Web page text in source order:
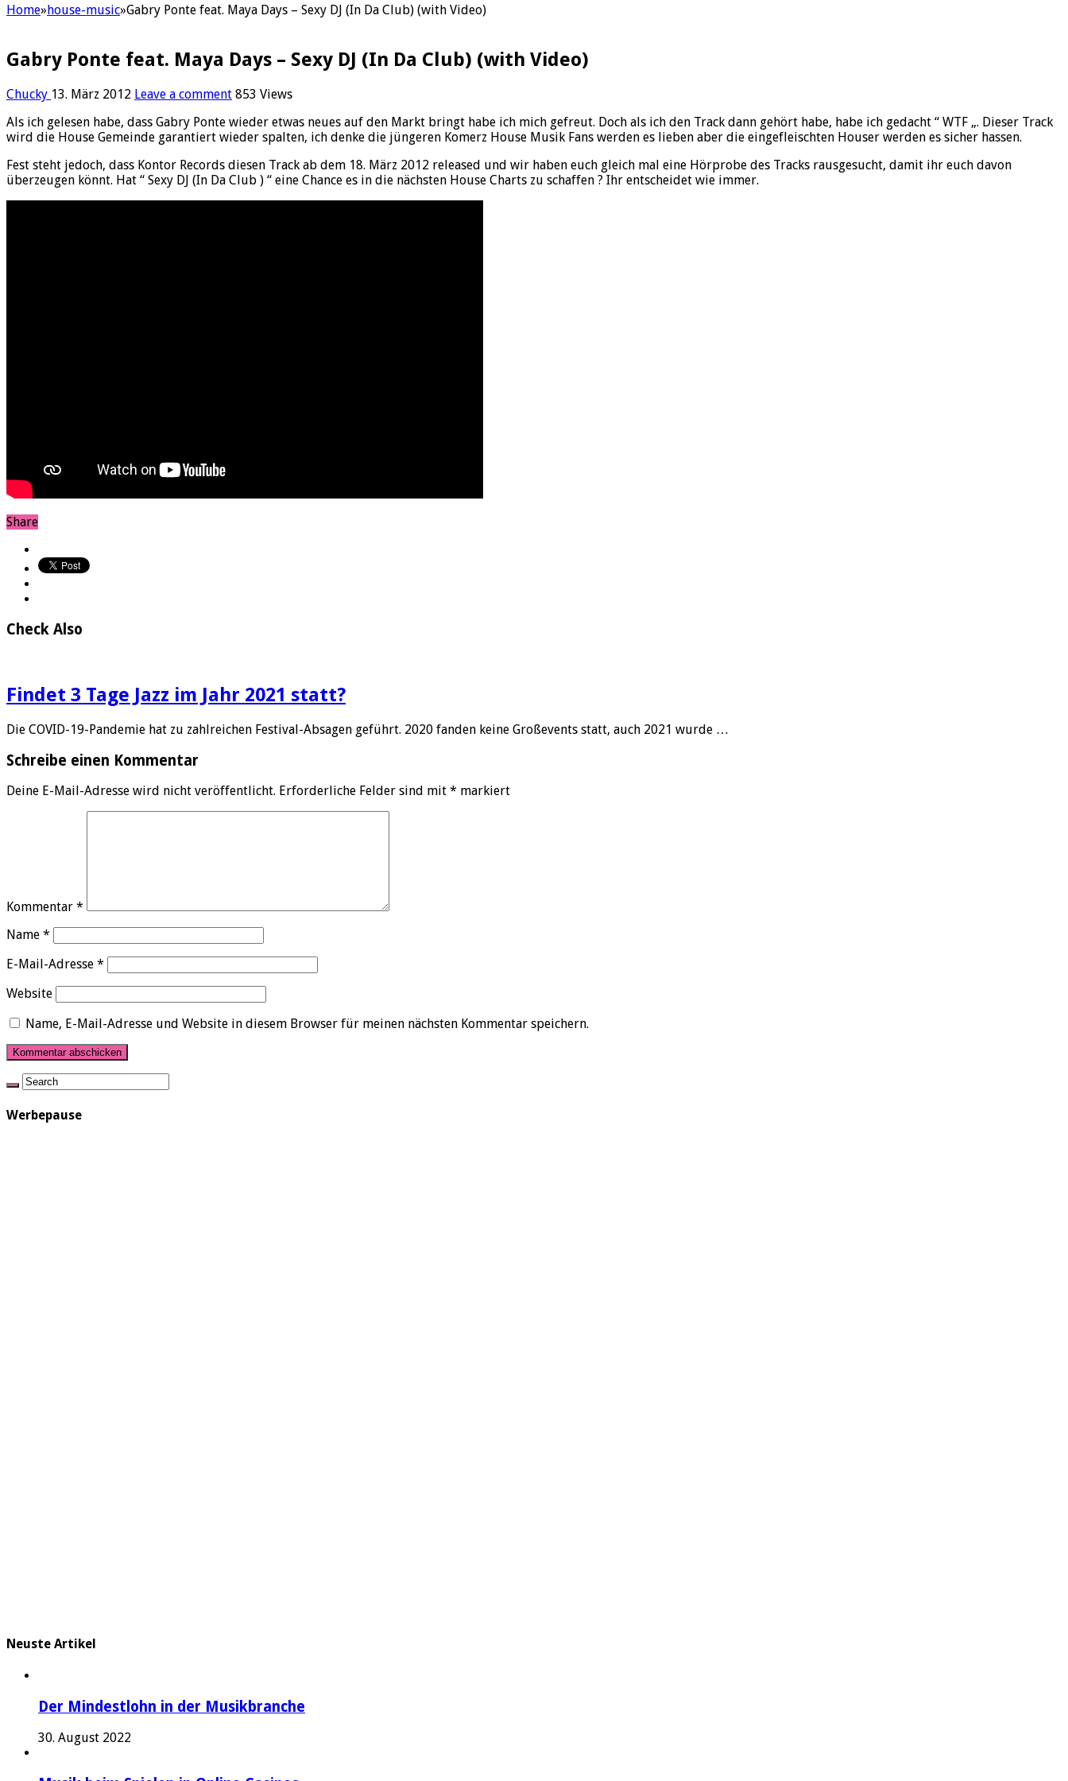
Home»house-music»Gabry Ponte feat. Maya Days – Sexy DJ (In Da Club) (with Video)
Gabry Ponte feat. Maya Days – Sexy DJ (In Da Club) (with Video)
Chucky 13. März 2012 Leave a comment 853 Views
Als ich gelesen habe, dass Gabry Ponte wieder etwas neues auf den Markt bringt habe ich mich gefreut. Doch als ich den Track dann gehört habe, habe ich gedacht “ WTF „. Dieser Track
wird die House Gemeinde garantiert wieder spalten, ich denke die jüngeren Komerz House Musik Fans werden es lieben aber die eingefleischten Houser werden es sicher hassen.
Fest steht jedoch, dass Kontor Records diesen Track ab dem 18. März 2012 released und wir haben euch gleich mal eine Hörprobe des Tracks rausgesucht, damit ihr euch davon
überzeugen könnt. Hat “ Sexy DJ (In Da Club ) “ eine Chance es in die nächsten House Charts zu schaffen ? Ihr entscheidet wie immer.
Share
Check Also
Findet 3 Tage Jazz im Jahr 2021 statt?
Die COVID-19-Pandemie hat zu zahlreichen Festival-Absagen geführt. 2020 fanden keine Großevents statt, auch 2021 wurde …
Schreibe einen Kommentar
Deine E-Mail-Adresse wird nicht veröffentlicht. Erforderliche Felder sind mit * markiert
Kommentar *
Name *
E-Mail-Adresse *
Website
Name, E-Mail-Adresse und Website in diesem Browser für meinen nächsten Kommentar speichern.
Werbepause
Neuste Artikel
Der Mindestlohn in der Musikbranche
30. August 2022